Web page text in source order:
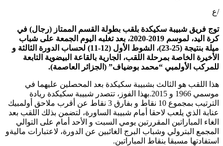
/ع
توج فريق شبيبة سكيكدة بلقب بطولة القسم الممتاز (رجال) في
كرة اليد، لموسم 2019-2020، بعد تغلبه اليوم الجمعة على شباب
ميلة بنتيجة (25-23)، الشوط الأول (12-11) لحساب الدورة الثالثة و
الأخيرة الخاصة بمرحلة اللقب، الجارية بالقاعة البيضوية التابعة
للمركب الأولمبي “محمد بوضياف” (الجزائر العاصمة).
هذا اللقب هو الثالث بشبيبة سكيكدة بعد المحصلين عليهما في
موسمي 1966 و 2015.بهذا الفوز، تتصدر شبيبة سكيكدة ريادة
الترتيب بمجموع 10 نقاط و بفارق 3 نقاط عن أقرب ملاحق أولمبيك
عنابة الذي يلعب لاحقا أمام شبيبة الساورة، لتضمن بذلك اللقب بعد
الغاء المباراتين المقررتين يومي السبت و الأحد أمام على التوالي
المجمع البترولي وشباب البرج الغائبين عن الدورة، لاعتبارات ماليةو
استفادتها مسبقا بنقاط المباراتين.